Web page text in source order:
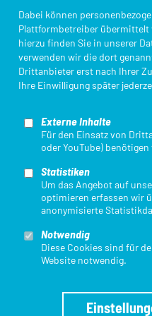
Dabei können
Plattformbetreiber übermittelt
hierzu finden Sie in unserer
verwenden wir die dort
Drittanbieter erst nach Ihrer
Ihre Einwilligung später
Externe Inhalte
Für den Einsatz von
oder YouTube)
Statistiken
Um das Angebot auf
optimieren erfassen wir
anonymisierte
Notwendig
Diese Cookies sind für
Website notwendig.
Laufen
5.00km
88.00km
Laufen
20.00km
Login Startpassdatenbank
Mit finanzieller Unterstützung des
Europäischen Sozialfonds /
die COVID-19-Pandemie.